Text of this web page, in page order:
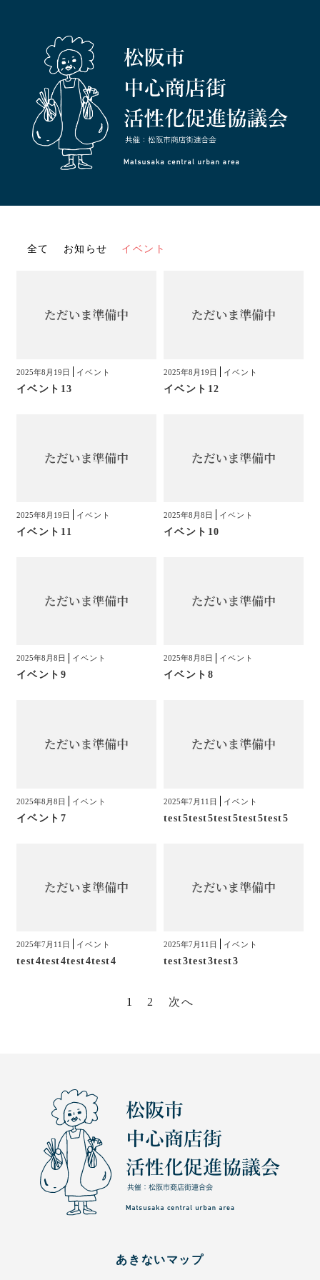
全て お知らせ イベント
2025年8月19日 イベント
イベント13
2025年8月19日 イベント
イベント12
2025年8月19日 イベント
イベント11
2025年8月8日 イベント
イベント10
2025年8月8日 イベント
イベント9
2025年8月8日 イベント
イベント8
2025年8月8日 イベント
イベント7
2025年7月11日 イベント
test5test5test5test5test5
2025年7月11日 イベント
test4test4test4test4
2025年7月11日 イベント
test3test3test3
投
送
り
1 2 次へ
あきないマップ